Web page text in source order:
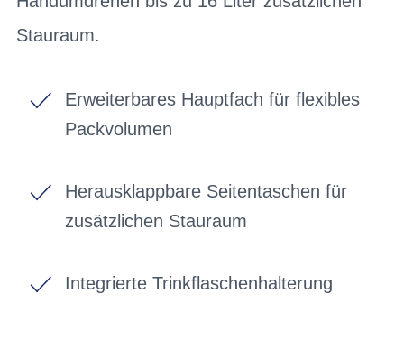
Stauraum.
Erweiterbares Hauptfach für flexibles
Packvolumen
Herausklappbare Seitentaschen für
zusätzlichen Stauraum
Integrierte Trinkflaschenhalterung